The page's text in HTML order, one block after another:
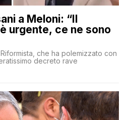
a Meloni: “Il
urgente, ce ne sono
che ha polemizzato con
decreto rave